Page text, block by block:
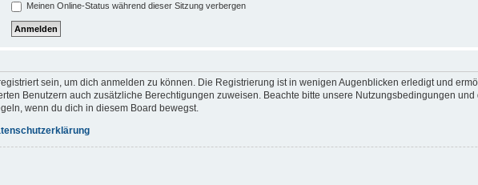
Meinen Online-Status während dieser Sitzung verbergen
sein, um dich anmelden zu können. Die Registrierung ist in wenigen Augenblicken erledigt und
Benutzern auch zusätzliche Berechtigungen zuweisen. Beachte bitte unsere Nutzungsbedingungen
wenn du dich in diesem Board bewegst.